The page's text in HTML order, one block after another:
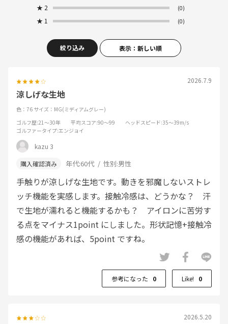
★ 2 (0)
★ 1 (0)
絞り込み 表示：新しい順
2026.7.9
涼しげな生地
色：76 サイズ：MG(ミディアムグレー)
ゴルフ歴:21～30年 平均スコア:90～99 ヘッドスピード:35～39m/s
ゴルファータイプ:エンジョイ
kazu 3
年代:60代 性別:男性
手触りが涼しげな生地です。動きを邪魔しないストレ
ッチ機能を実感します。接触冷感は、どうかな？ 汗
で生地が濡れると機能するかも？ アイロンに苦労す
る点をマイナス1point にしました。形状記憶+接触冷
感の機能があれば、5point ですね。
参考になった 0 Like! 0
2026.5.20